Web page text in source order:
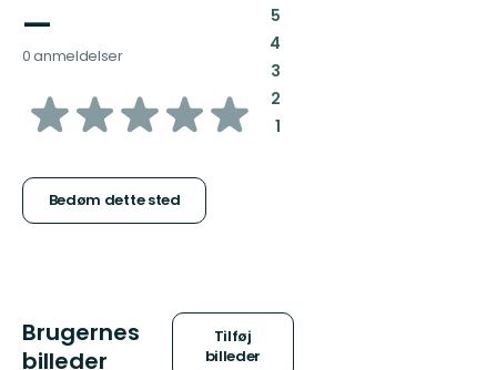
—
0 anmeldelser
ud
5
Bedøm dette sted
5:
4:
3:
2:
1:
Brugernes
billeder
Tilføj
billeder